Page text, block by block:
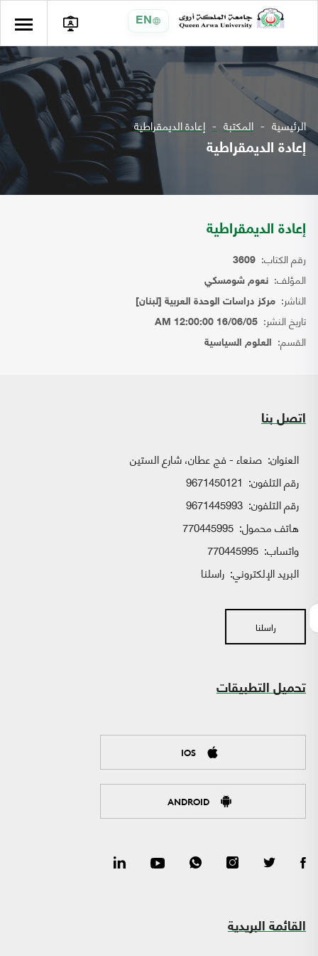
EN
الرئيسية المكتبة إعادة الديمقراطية
إعادة الديمقراطية
إعادة الديمقراطية
رقم الكتاب: 3609
المؤلف: نعوم شومسكي
الناشر: مركز دراسات الوحدة العربية [لبنان]
تاريخ النشر: 16/06/05 12:00:00 AM
القسم: العلوم السياسية
اتصل بنا
العنوان: صنعاء - فج عطان، شارع الستين
رقم التلفون: 9671450121
رقم التلفون: 9671445993
هاتف محمول: 770445995
واتساب:
البريد الإلكتروني: راسلنا
راسلنا
تحميل التطبيقات
IOS
ANDROID
القائمة البريدية